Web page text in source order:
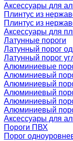
Аксессуары для
Плинтус из
Плинтус из
Аксессуары для
Латунные пороги
Латунный порог
Латунный порог
Алюминиевые
Алюминиевый
Алюминиевый
Алюминиевый
Алюминиевый
Алюминиевый
Аксессуары для
Пороги ПВХ
Порог